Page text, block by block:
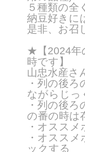
５種類の全
納豆好きに
是非、お召
★【2024年
時です】
山忠水産さ
・列の後
ながらじっ
・列の後
の番の時は
・オスス
・オスス
ックする